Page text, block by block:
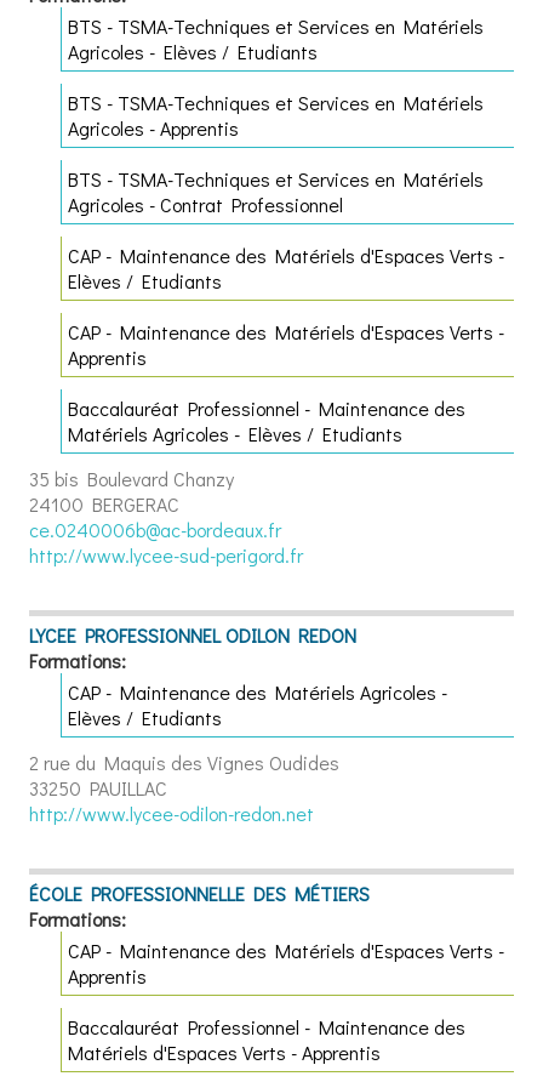
BTS - TSMA-Techniques et Services en Matériels
Agricoles - Elèves / Etudiants
BTS - TSMA-Techniques et Services en Matériels
Agricoles - Apprentis
BTS - TSMA-Techniques et Services en Matériels
Agricoles - Contrat Professionnel
CAP - Maintenance des Matériels d'Espaces Verts -
Elèves / Etudiants
CAP - Maintenance des Matériels d'Espaces Verts -
Apprentis
Baccalauréat Professionnel - Maintenance des
Matériels Agricoles - Elèves / Etudiants
35 bis Boulevard Chanzy
24100 BERGERAC
ce.0240006b@ac-bordeaux.fr
http://www.lycee-sud-perigord.fr
LYCEE PROFESSIONNEL ODILON REDON
Formations:
CAP - Maintenance des Matériels Agricoles -
Elèves / Etudiants
2 rue du Maquis des Vignes Oudides
33250 PAUILLAC
http://www.lycee-odilon-redon.net
ÉCOLE PROFESSIONNELLE DES MÉTIERS
Formations:
CAP - Maintenance des Matériels d'Espaces Verts -
Apprentis
Baccalauréat Professionnel - Maintenance des
Matériels d'Espaces Verts - Apprentis